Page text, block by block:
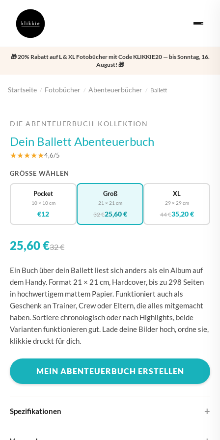
🎁 20% Rabatt auf L & XL Fotobücher mit Code KLIKKIE20 — bis Sonntag, 16.
August! 🎁
Startseite / Fotobücher / Abenteuerbücher / Ballett
DIE ABENTEUERBUCH-KOLLEKTION
Dein Ballett Abenteuerbuch
★★★★★4,6/5
GRÖSSE WÄHLEN
Pocket
10 × 10 cm
€12
Groß
21 × 21 cm
32 €25,60 €
XL
29 × 29 cm
44 €35,20 €
25,60 €32 €
Ein Buch über dein Ballett liest sich anders als ein Album auf
dem Handy. Format 21 × 21 cm, Hardcover, bis zu 298 Seiten
in hochwertigem mattem Papier. Funktioniert auch als
Geschenk an Trainer, Crew oder Eltern, die alles mitgemacht
haben. Sortiere chronologisch oder nach Highlights, beide
Varianten funktionieren gut. Lade deine Bilder hoch, ordne sie,
klikkie druckt für dich.
MEIN ABENTEUERBUCH ERSTELLEN
Spezifikationen